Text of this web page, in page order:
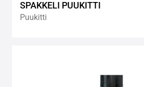
SPAKKELI PUUKITTI
Puukitti